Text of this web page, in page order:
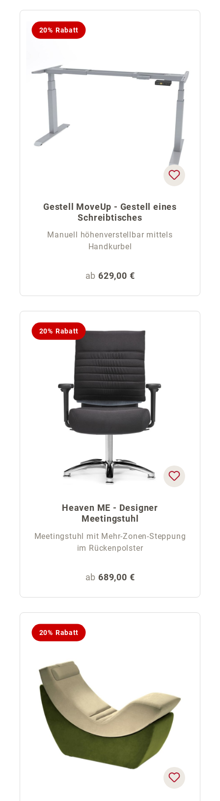
20% Rabatt
Gestell MoveUp - Gestell eines
Schreibtisches
Manuell höhenverstellbar mittels
Handkurbel
Regulärer Preis:
ab 629,00 €
20% Rabatt
Heaven ME - Designer
Meetingstuhl
Meetingstuhl mit Mehr-Zonen-Steppung
im Rückenpolster
Regulärer Preis:
ab 689,00 €
20% Rabatt